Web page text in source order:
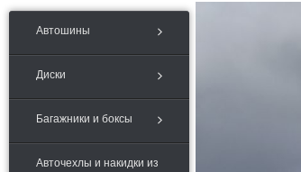
Автошины
Диски
Багажники и боксы
Авточехлы и накидки из